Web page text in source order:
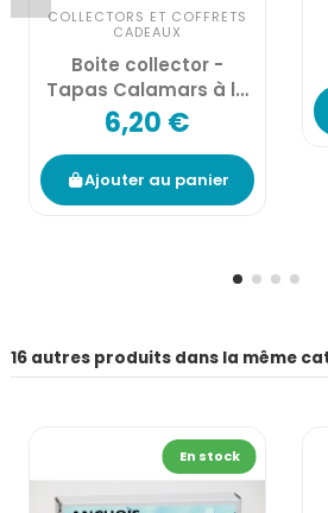
COLLECTORS ET COFFRETS
CADEAUX
Boite collector -
Tapas Calamars à la
Sétoise - 1/6
6,20 €
Ajouter au panier
16 autres produits dans la même
En stock